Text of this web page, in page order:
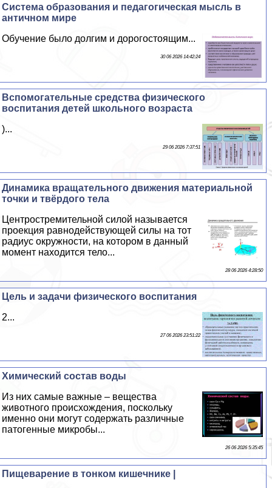
Система образования и педагогическая мысль в
античном мире
Обучение было долгим и дорогостоящим...
30 06 2026 14:42:24
Вспомогательные средства физического
воспитания детей школьного возраста
)...
29 06 2026 7:37:51
Динамика вращательного движения материальной
точки и твёрдого тела
Центростремительной силой называется
проекция равнодействующей силы на тот
радиус окружности, на котором в данный
момент находится тело...
28 06 2026 4:28:50
Цель и задачи физического воспитания
2...
27 06 2026 23:51:22
Химический состав воды
Из них самые важные – вещества
животного происхождения, поскольку
именно они могут содержать различные
патогенные микробы...
26 06 2026 5:35:45
Пищеварение в тонком кишечнике |